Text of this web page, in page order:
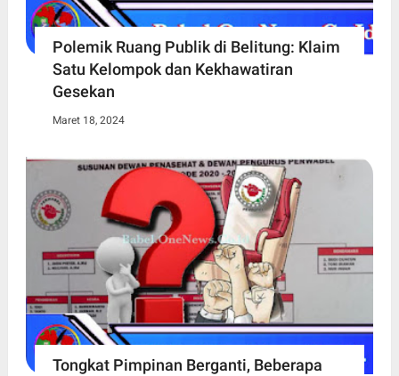
Polemik Ruang Publik di Belitung: Klaim
Satu Kelompok dan Kekhawatiran
Gesekan
Maret 18, 2024
Tongkat Pimpinan Berganti, Beberapa